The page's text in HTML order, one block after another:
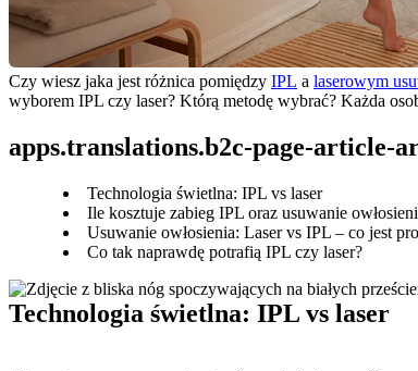
Czy wiesz jaka jest różnica pomiędzy IPL a laserowym
wyborem IPL czy laser? Którą metodę wybrać? Każda
apps.translations.b2c-page-article-
Technologia świetlna: IPL vs laser
Ile kosztuje zabieg IPL oraz usuwanie
Usuwanie owłosienia: Laser vs IPL – co jest
Co tak naprawdę potrafią IPL czy laser?
Technologia świetlna: IPL vs laser